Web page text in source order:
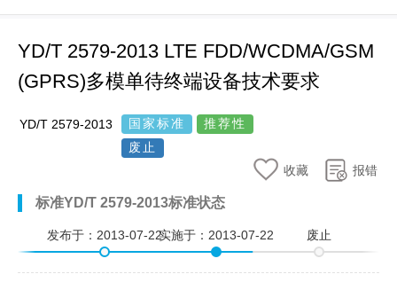
YD/T 2579-2013 LTE FDD/WCDMA/GSM
(GPRS)多模单待终端设备技术要求
YD/T 2579-2013 国家标准
推荐性
废止
收藏 报错
标准YD/T 2579-2013标准状态
发布于： 2013-07-22实施于：2013-07-22 废止